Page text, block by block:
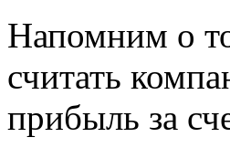
Напомним о
считать
прибыль за